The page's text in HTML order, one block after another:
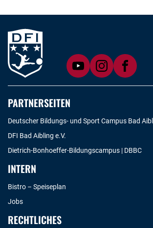
PARTNERSEITEN
Deutscher Bildungs- und Sport Campus Bad
DFI Bad Aibling e.V.
Dietrich-Bonhoeffer-Bildungscampus | DBBC
INTERN
Bistro – Speiseplan
Jobs
RECHTLICHES